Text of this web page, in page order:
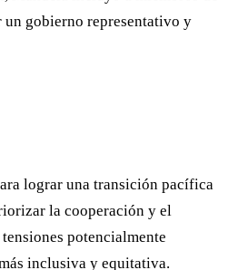
un gobierno representativo y
lograr una transición pacífica
la cooperación y el
potencialmente
inclusiva y equitativa.